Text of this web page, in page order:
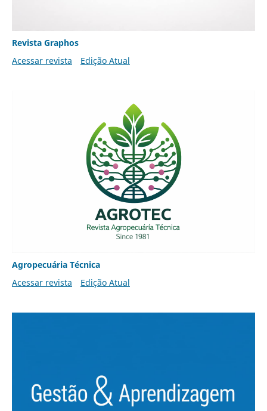
Revista Graphos
Acessar revista
Edição Atual
Agropecuária Técnica
Acessar revista
Edição Atual